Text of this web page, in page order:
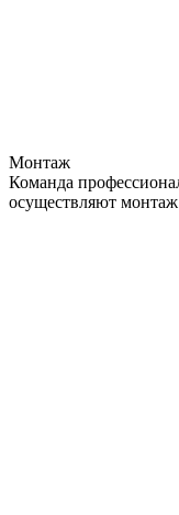
Монтаж
Команда
осуществляют